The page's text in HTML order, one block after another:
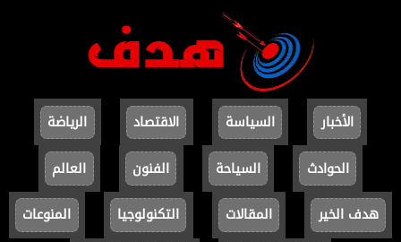
الأخبار السياسة الاقتصاد
الرياضة
الحوادث
السياحة الفنون
العالم
هدف الخير
المقالات التكنولوجيا
المنوعات